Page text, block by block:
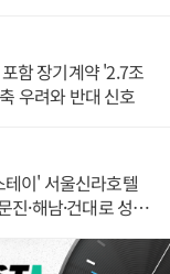
함 장기계약 '2.7조
우려와 반대 신호
이' 서울신라호텔
진·해남·건대로 성